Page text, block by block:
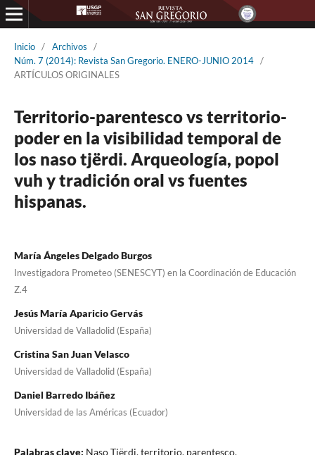
Inicio / Archivos
/
Núm. 7 (2014): Revista San Gregorio. ENERO-JUNIO 2014 /
ARTÍCULOS ORIGINALES
Territorio-parentesco vs territorio-
poder en la visibilidad temporal de
los naso tjërdi. Arqueología, popol
vuh y tradición oral vs fuentes
hispanas.
María Ángeles Delgado Burgos
Investigadora Prometeo (SENESCYT) en la Coordinación de Educación
Z.4
Jesús María Aparicio Gervás
Universidad de Valladolid (España)
Cristina San Juan Velasco
Universidad de Valladolid (España)
Daniel Barredo Ibáñez
Universidad de las Américas (Ecuador)
Palabras clave: Naso Tjërdi, territorio, parentesco,